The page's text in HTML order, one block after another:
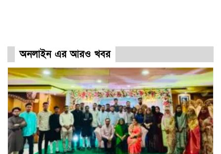
অনলাইন এর আরও খবর